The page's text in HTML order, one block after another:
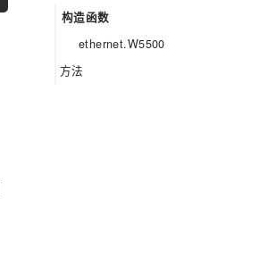
构造函数
ethernet.W5500
方法